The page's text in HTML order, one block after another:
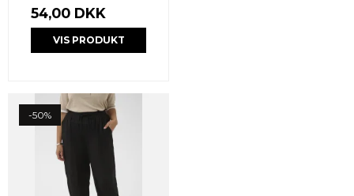
54,00 DKK
VIS PRODUKT
-50%